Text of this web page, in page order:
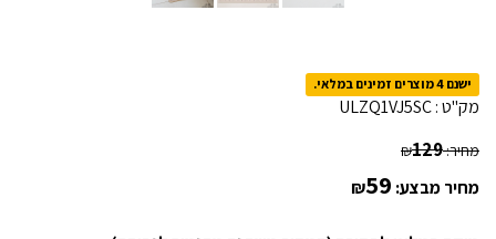
ישנם 4 מוצרים זמינים במלאי.
מק"ט :ULZQ1VJ5SC
מחיר: ₪129
מחיר מבצע: ₪59